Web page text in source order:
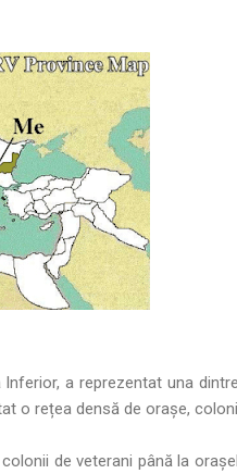
a reprezentat una
o rețea densă de orașe,
de veterani până la